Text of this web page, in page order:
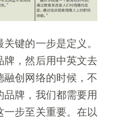
键的一步是定义。
，然后用中英文去
融创网络的时候，不
牌，我们都需要用
步至关重要。在以